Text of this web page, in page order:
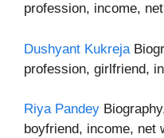
profession, income,
Dushyant Kukreja
profession, girlfriend,
Riya Pandey
boyfriend, income, net